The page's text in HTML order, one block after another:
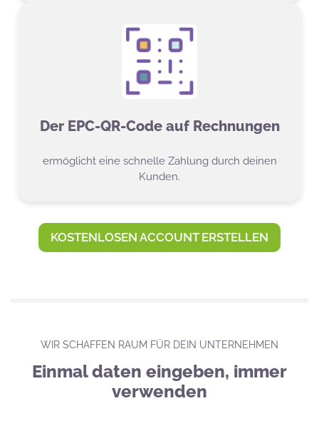
Der EPC-QR-Code auf Rechnungen
ermöglicht eine schnelle Zahlung durch deinen
Kunden.
KOSTENLOSEN ACCOUNT ERSTELLEN
WIR SCHAFFEN RAUM FÜR DEIN UNTERNEHMEN
Einmal daten eingeben, immer
verwenden